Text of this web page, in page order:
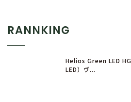
RANNKING
Helios Green LED
LED）ヴ...